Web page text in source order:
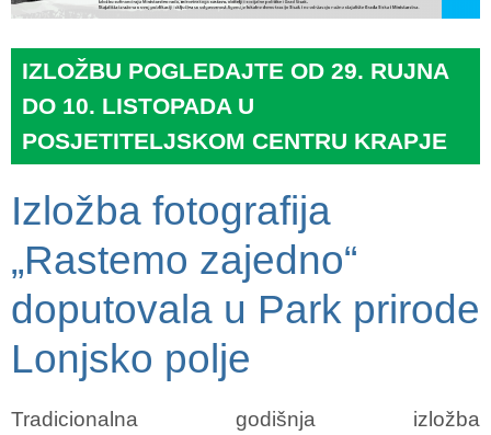
IZLOŽBU POGLEDAJTE OD 29. RUJNA
DO 10. LISTOPADA U
POSJETITELJSKOM CENTRU KRAPJE
Izložba fotografija
„Rastemo zajedno“
doputovala u Park prirode
Lonjsko polje
Tradicionalna godišnja izložba